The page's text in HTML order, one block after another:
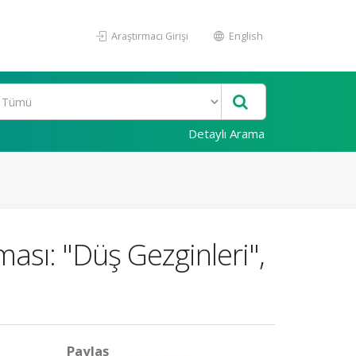
Araştırmacı Girişi English
Detaylı Arama
"Düş Gezginleri",
Paylaş